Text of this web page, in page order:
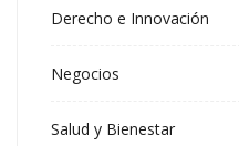
Derecho e Innovación
Negocios
Salud y Bienestar